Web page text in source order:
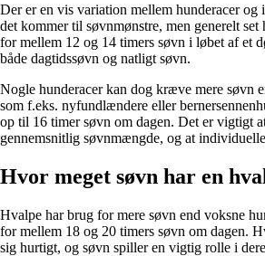
Der er en vis variation mellem hunderacer og
det kommer til søvnmønstre, men generelt
for mellem 12 og 14 timers søvn i løbet af et
både dagtidssøvn og natligt søvn.
Nogle hunderacer kan dog kræve mere søvn
som f.eks. nyfundlændere eller
op til 16 timer søvn om dagen. Det er vigtigt
gennemsnitlig søvnmængde, og at
Hvor meget søvn har en
Hvalpe har brug for mere søvn end voksne
for mellem 18 og 20 timers søvn om dagen.
sig hurtigt, og søvn spiller en vigtig rolle i